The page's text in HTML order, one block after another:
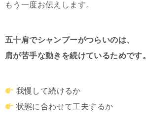
もう一度お伝えします。
五十肩でシャンプーがつらいのは、
肩が苦手な動きを続けているためです。
我慢して続けるか
状態に合わせて工夫するか